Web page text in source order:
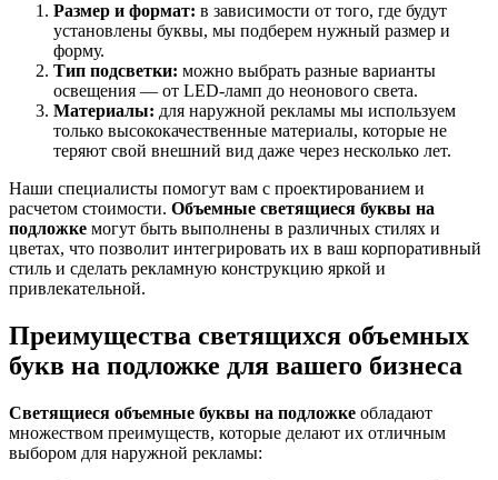
Размер и формат: в зависимости от того, где будут
установлены буквы, мы подберем нужный размер и
форму.
Тип подсветки: можно выбрать разные варианты
освещения — от LED-ламп до неонового света.
Материалы: для наружной рекламы мы используем
только высококачественные материалы, которые не
теряют свой внешний вид даже через несколько лет.
Наши специалисты помогут вам с проектированием и
расчетом стоимости. Объемные светящиеся буквы на
подложке могут быть выполнены в различных стилях и
цветах, что позволит интегрировать их в ваш корпоративный
стиль и сделать рекламную конструкцию яркой и
привлекательной.
Преимущества светящихся объемных
букв на подложке для вашего бизнеса
Светящиеся объемные буквы на подложке обладают
множеством преимуществ, которые делают их отличным
выбором для наружной рекламы: